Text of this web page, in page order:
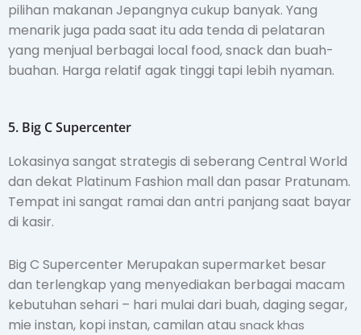
pilihan makanan Jepangnya cukup banyak. Yang
menarik juga pada saat itu ada tenda di pelataran
yang menjual berbagai local food, snack dan buah-
buahan. Harga relatif agak tinggi tapi lebih nyaman.
5. Big C Supercenter
Lokasinya sangat strategis di seberang Central World
dan dekat Platinum Fashion mall dan pasar Pratunam.
Tempat ini sangat ramai dan antri panjang saat bayar
di kasir.
Big C Supercenter Merupakan supermarket besar
dan terlengkap yang menyediakan berbagai macam
kebutuhan sehari – hari mulai dari buah, daging segar,
mie instan, kopi instan, camilan atau snack khas